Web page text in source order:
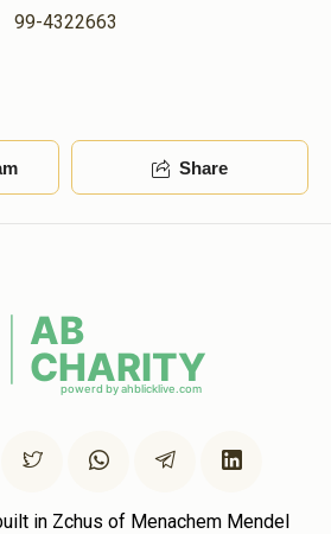
99-4322663
Share
in Zchus of Menachem Mendel